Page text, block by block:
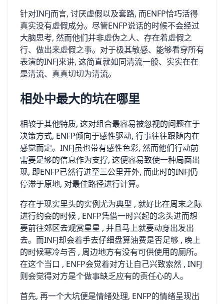
针对INFJ而言, 讨厌虚假以及套路, 而ENFP恰巧活得
真实没有虚假成分。尽管ENFP说话的时候不会经过
大脑思考, 然而他们并非虚伪之人、存在着虚假之
行、做出来虚假之事。对于极其敏感、能够看穿所有
表演的INFJ来讲, 这简直就如同清流一般、实实在在
是清流、真真切切为清流。
相处中最大的坑在哪里
相较于其他特质, 这对组合最容易被忽视的问题在于
决策方式, ENFP倾向于感性驱动, 行事往往跟随内在
感觉而定。INFJ虽也带有感性色彩, 然而他们行动前
需要足够的信息作为支撑, 这便容易致使一种局面出
现, 即ENFP已然行进至三公里开外, 而此时的INFJ仍
停滞于原地, 对最佳路径进行计算。
存在于现实里头的实例尤为典型 , 就好比在周末之际
进行约会的时候 , ENFP凭借一时兴起的念头进而想
要前往郊区去观赏星星 , 并且马上就要动身出发出
去。而INFJ却会着手去仔细盘算油费是否足够 , 晚上
的时候寒冷与否 , 周边地方有没有可供使用的厕所。
在这个当口 , ENFP会觉着对方让自己兴致索然 , INFJ
则会觉得对方是个做事缺乏应有的责任心的人。
首先, 再一个大坑便是情绪处理, ENFP的情绪呈现出